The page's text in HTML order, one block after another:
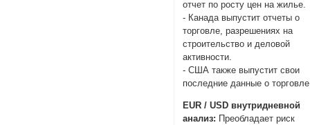
отчет по росту цен на жилье.
- Канада выпустит отчеты о
торговле, разрешениях на
строительство и деловой
активности.
- США также выпустит свои
последние данные о
EUR / USD внутридневной
анализ: Преобладает риск